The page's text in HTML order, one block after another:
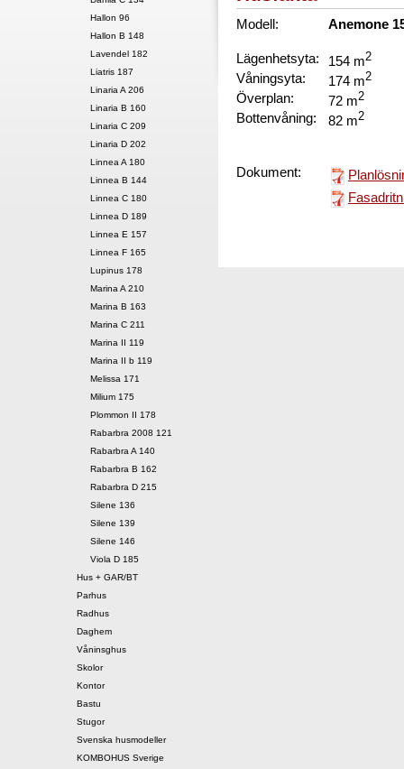
Hallon 96
Hallon B 148
Lavendel 182
Liatris 187
Linaria A 206
Linaria B 160
Linaria C 209
Linaria D 202
Linnea A 180
Linnea B 144
Linnea C 180
Linnea D 189
Linnea E 157
Linnea F 165
Lupinus 178
Marina A 210
Marina B 163
Marina C 211
Marina II 119
Marina II b 119
Melissa 171
Milium 175
Plommon II 178
Rabarbra 2008 121
Rabarbra A 140
Rabarbra B 162
Rabarbra D 215
Silene 136
Silene 139
Silene 146
Viola D 185
Hus + GAR/BT
Parhus
Radhus
Daghem
Våninsghus
Skolor
Kontor
Bastu
Stugor
Svenska husmodeller
KOMBOHUS Sverige
Modell: Anemone
Lägenhetsyta: 154 m2
Våningsyta: 174 m2
Överplan: 72 m2
Bottenvåning: 82 m2
Dokument: